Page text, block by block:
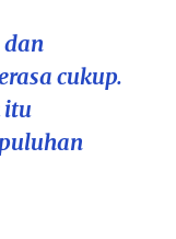
dan
cukup.
itu